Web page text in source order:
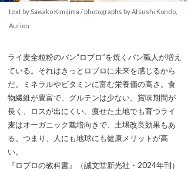
text by Sawako Kimijima / photographs by Atsushi Kondo,
Aurion
ライ麦全粒粉のパン“ロブロ”を焼くパン職人が増え
ている。それはきっとロブロに未来を感じるから
だ。ミネラルやビタミンに富む栄養価の高さ。食
物繊維が豊富で、グルテンは少ない。賞味期間が
長く、ロスが出にくい。痩せた土地でも育つライ
麦はオーガニック栽培向きで、土壌改良効果もあ
る。つまり、人にも地球にも健康メリットが高
い。
『ロブロの教科書』（誠文堂新光社・2024年刊）